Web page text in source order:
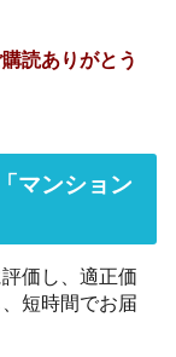
読ありがとう
マンション
価し、適正価
短時間でお届